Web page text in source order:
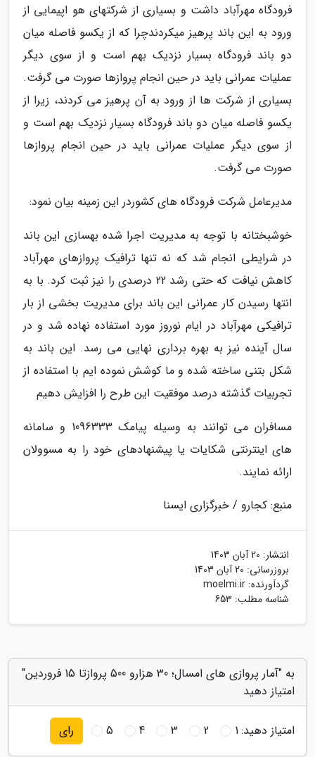
فرودگاه مهرآباد داشت و بسیاری از شرکتهای هو اپیمایی از
ورود به این باند پرهیز میکردندچرا که از یکسو فاصله میان
دو باند فرودگاه بسیار نزدیک بهم است و از سوی دیگر
عملیات عمرانی باید در حین انجام پروازها صورت می گرفت.
بسیاری از شرکت ها از ورود به آن پرهیز می کردند، زیرا از
یکسو فاصله میان دو باند فرودگاه بسیار نزدیک بهم است و
از سوی دیگر عملیات عمرانی باید در حین انجام پروازها
صورت می گرفت.
مدیرعامل شرکت فرودگاه های کشوردر این زمینه بیان نمود:
خوشبختانه با توجه به مدیریت اجرا شده بهسازی این باند
در شرایطی انجام شد که نه تنها ترافیک پروازهای مهرآباد
کاهش نیافت که حتی رشد 22 درصدی را نیز ثبت کرد. با به
انتها رسیدن کار عمرانی این باند برای مدیریت بخشی از بار
ترافیکی مهرآباد در ایام نوروز مورد استفاده نهاده شد و در
سال آینده نیز به بهره برداری نهایی می رسد. این باند به
شکل بتنی ساخته شده و ما کوشش نموده ایم با استفاده از
تجربیات گذشته درصد موفقیت این طرح را افزایش دهیم
مسافران می توانند به وسیله پیامک 1096333 و سامانه
های اینترنتی شکایات یا پیشنهادهای خود را به مسوولان
ارائه نمایند.
منبع: کجارو / خبرگزاری ایسنا
انتشار: 20 آبان 1403
بروزرسانی: 20 آبان 1403
گردآورنده: moelmi.ir
شناسه مطلب: 653
به "آمار پروازی های امسال؛ 30 هزارو 500 پروازتا 15 فروردین"
امتیاز دهید
امتیاز دهید:1
2
3
4
5 رای